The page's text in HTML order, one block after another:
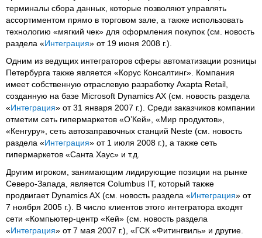
терминалы сбора данных, которые позволяют управлять
ассортиментом прямо в торговом зале, а также использовать
технологию «мягкий чек» для оформления покупок (см. новость
раздела «Интеграция» от 19 июня 2008 г.).
Одним из ведущих интеграторов сферы автоматизации розницы
Петербурга также является «Корус Консалтинг». Компания
имеет собственную отраслевую разработку Axapta Retail,
созданную на базе Microsoft Dynamics AX (см. новость раздела
«Интеграция» от 31 января 2007 г.). Среди заказчиков компании
отметим сеть гипермаркетов «О’Кей», «Мир продуктов»,
«Кенгуру», сеть автозаправочных станций Neste (см. новость
раздела «Интеграция» от 1 июля 2008 г.), а также сеть
гипермаркетов «Санта Хаус» и т.д.
Другим игроком, занимающим лидирующие позиции на рынке
Северо-Запада, является Columbus IT, который также
продвигает Dynamics AX (см. новость раздела «Интеграция» от
7 ноября 2005 г.). В число клиентов этого интегратора входят
сети «Компьютер-центр «Кей» (см. новость раздела
«Интеграция» от 7 мая 2007 г.), «ГСК «Фитингвиль» и другие.